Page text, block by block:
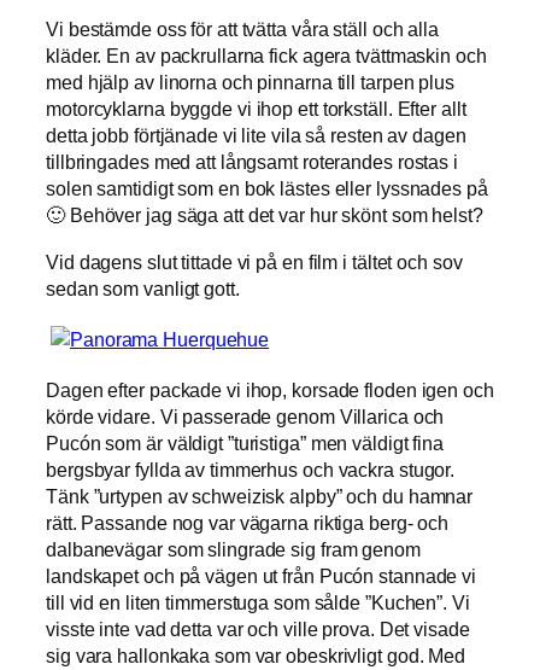
Vi bestämde oss för att tvätta våra ställ och alla
kläder. En av packrullarna fick agera tvättmaskin och
med hjälp av linorna och pinnarna till tarpen plus
motorcyklarna byggde vi ihop ett torkställ. Efter allt
detta jobb förtjänade vi lite vila så resten av dagen
tillbringades med att långsamt roterandes rostas i
solen samtidigt som en bok lästes eller lyssnades på
🙂 Behöver jag säga att det var hur skönt som helst?
Vid dagens slut tittade vi på en film i tältet och sov
sedan som vanligt gott.
Dagen efter packade vi ihop, korsade floden igen och
körde vidare. Vi passerade genom Villarica och
Pucón som är väldigt ”turistiga” men väldigt fina
bergsbyar fyllda av timmerhus och vackra stugor.
Tänk ”urtypen av schweizisk alpby” och du hamnar
rätt. Passande nog var vägarna riktiga berg- och
dalbanevägar som slingrade sig fram genom
landskapet och på vägen ut från Pucón stannade vi
till vid en liten timmerstuga som sålde ”Kuchen”. Vi
visste inte vad detta var och ville prova. Det visade
sig vara hallonkaka som var obeskrivligt god. Med